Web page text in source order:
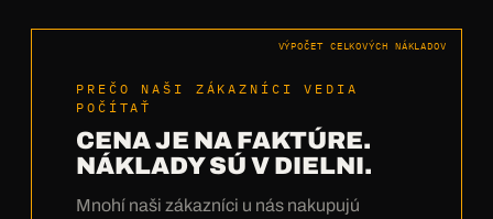
VÝPOČET CELKOVÝCH NÁKLADOV
PREČO NAŠI ZÁKAZNÍCI VEDIA
POČÍTAŤ
CENA JE NA FAKTÚRE.
NÁKLADY SÚ V DIELNI.
Mnohí naši zákazníci u nás nakupujú